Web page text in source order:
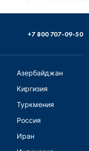
+7 800 707-09-50
Азербайджан
Киргизия
Туркмения
Россия
Иран